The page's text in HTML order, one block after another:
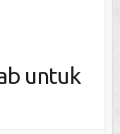
untuk